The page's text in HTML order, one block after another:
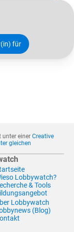
für
unter einer Creative
gleichen
Lobbywatch?
& Tools
Lobbywatch
(Blog)